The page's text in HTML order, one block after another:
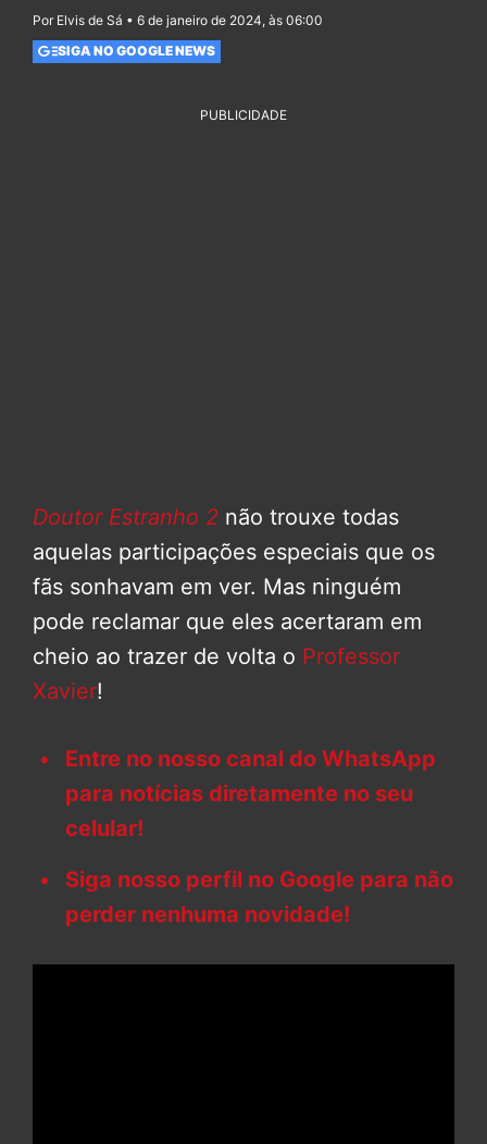
Por Elvis de Sá • 6 de janeiro de 2024, às 06:00
SIGA NO GOOGLE NEWS
PUBLICIDADE
Doutor Estranho 2 não trouxe todas
aquelas participações especiais que os
fãs sonhavam em ver. Mas ninguém
pode reclamar que eles acertaram em
cheio ao trazer de volta o Professor
Xavier!
Entre no nosso canal do WhatsApp
para notícias diretamente no seu
celular!
Siga nosso perfil no Google para não
perder nenhuma novidade!